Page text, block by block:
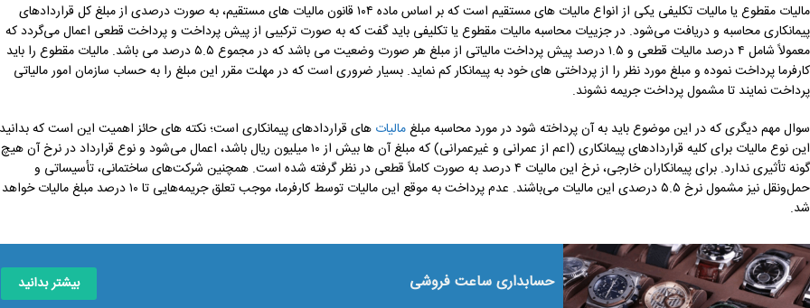
مالیات مقطوع یا مالیات تکلیفی یکی از انواع مالیات های مستقیم است که بر اساس ماده ۱۰۴ قانون مالیات‌ های مستقیم، به صورت درصدی از مبلغ کل قراردادهای
پیمانکاری محاسبه و دریافت می‌شود. در جزییات محاسبه مالیات مقطوع یا تکلیفی باید گفت که به صورت ترکیبی از پیش‌ پرداخت و پرداخت قطعی اعمال می‌گردد که
معمولاً شامل ۴ درصد مالیات قطعی و ۱.۵ درصد پیش ‌پرداخت مالیاتی از مبلغ هر صورت وضعیت می ‌باشد که در مجموع ۵.۵ درصد می باشد. مالیات مقطوع را باید
کارفرما پرداخت نموده و مبلغ مورد نظر را از پرداختی های خود به پیمانکار کم نماید. بسیار ضروری است که در مهلت مقرر این مبلغ را به حساب سازمان امور مالیاتی
پرداخت نمایند تا مشمول پرداخت جریمه نشوند.
سوال مهم دیگری که در این موضوع باید به آن پرداخته شود در مورد محاسبه مبلغمالیات های قراردادهای پیمانکاری است؛ نکته های حائز اهمیت این است که بدانید
این نوع مالیات برای کلیه قراردادهای پیمانکاری (اعم از عمرانی و غیرعمرانی) که مبلغ آن ‌ها بیش از ۱۰ میلیون ریال باشد، اعمال می‌شود و نوع قرارداد در نرخ آن هیچ
گونه تأثیری ندارد. برای پیمانکاران خارجی، نرخ این مالیات ۴ درصد به صورت کاملاً قطعی در نظر گرفته شده است. همچنین شرکت‌های ساختمانی، تأسیساتی و
حمل‌ونقل نیز مشمول نرخ ۵.۵ درصدی این مالیات می‌باشند. عدم پرداخت به موقع این مالیات توسط کارفرما، موجب تعلق جریمه‌هایی تا ۱۰ درصد مبلغ مالیات خواهد
شد.
حسابداری ساعت فروشی بیشتر بدانید